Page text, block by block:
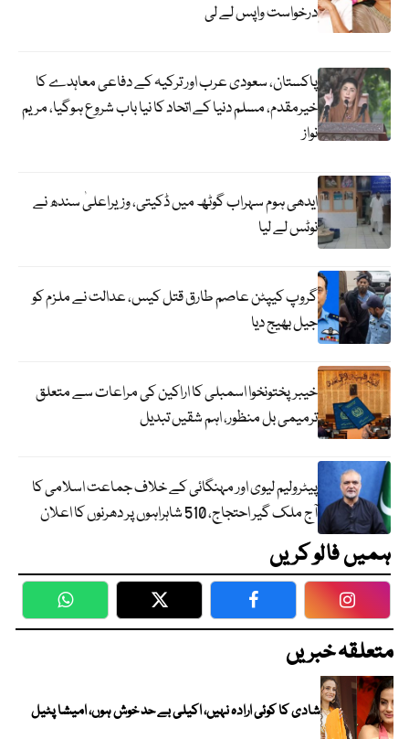
درخواست واپس لے لی
پاکستان، سعودی عرب اور ترکیہ کے دفاعی معاہدے کا
خیرمقدم، مسلم دنیا کے اتحاد کا نیا باب شروع ہوگیا، مریم
نواز
ایدھی ہوم سہراب گوٹھ میں ڈکیتی، وزیراعلیٰ سندھ نے
نوٹس لے لیا
گروپ کیپٹن عاصم طارق قتل کیس، عدالت نے ملزم کو
جیل بھیج دیا
خیبرپختونخوا اسمبلی کا اراکین کی مراعات سے متعلق
ترمیمی بل منظور، اہم شقیں تبدیل
پیٹرولیم لیوی اور مہنگائی کے خلاف جماعت اسلامی کا
آج ملک گیر احتجاج، 510 شاہراہوں پر دھرنوں کا اعلان
ہمیں فالو کریں
WhatsApp Twitter Facebook
متعلقہ خبریں
شادی کا کوئی ارادہ نہیں، اکیلی بے حد خوش ہوں، امیشا پٹیل